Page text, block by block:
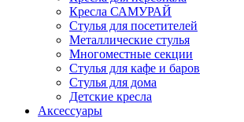
Кресла САМУРАЙ
Стулья для посетителей
Металлические стулья
Многоместные секции
Стулья для кафе и баров
Стулья для дома
Детские кресла
Аксессуары